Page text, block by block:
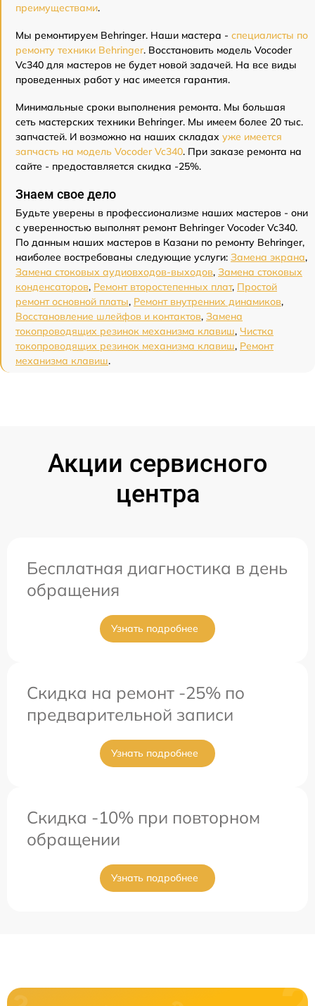
преимуществами.
Мы ремонтируем Behringer. Наши мастера - специалисты по
ремонту техники Behringer. Восстановить модель Vocoder
Vc340 для мастеров не будет новой задачей. На все виды
проведенных работ у нас имеется гарантия.
Минимальные сроки выполнения ремонта. Мы большая
сеть мастерских техники Behringer. Мы имеем более 20 тыс.
запчастей. И возможно на наших складах уже имеется
запчасть на модель Vocoder Vc340. При заказе ремонта на
сайте - предоставляется скидка -25%.
Знаем свое дело
Будьте уверены в профессионализме наших мастеров - они
с уверенностью выполнят ремонт Behringer Vocoder Vc340.
По данным наших мастеров в Казани по ремонту Behringer,
наиболее востребованы следующие услуги: Замена экрана,
Замена стоковых аудиовходов-выходов, Замена стоковых
конденсаторов, Ремонт второстепенных плат, Простой
ремонт основной платы, Ремонт внутренних динамиков,
Восстановление шлейфов и контактов, Замена
токопроводящих резинок механизма клавиш, Чистка
токопроводящих резинок механизма клавиш, Ремонт
механизма клавиш.
Акции сервисного
центра
Бесплатная диагностика в день
обращения
Узнать подробнее
Скидка на ремонт -25% по
предварительной записи
Узнать подробнее
Скидка -10% при повторном
обращении
Узнать подробнее